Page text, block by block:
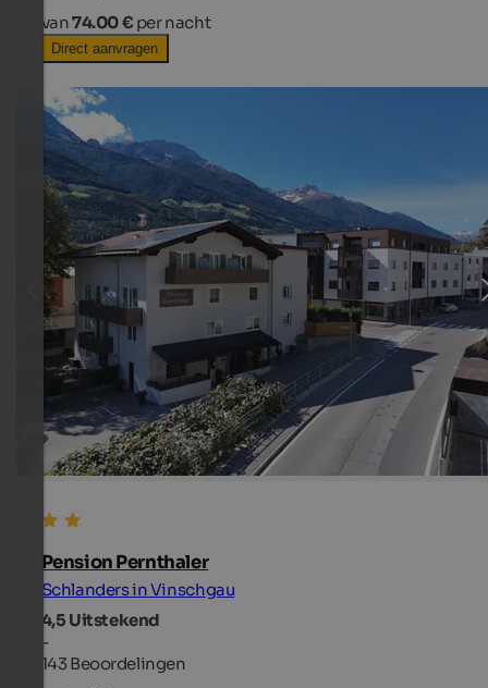
van74.00 € per nacht
Direct aanvragen
Pension Pernthaler
Schlanders in Vinschgau
4,5 Uitstekend
-
143 Beoordelingen